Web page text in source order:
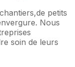
petits
Nous
soin de leurs